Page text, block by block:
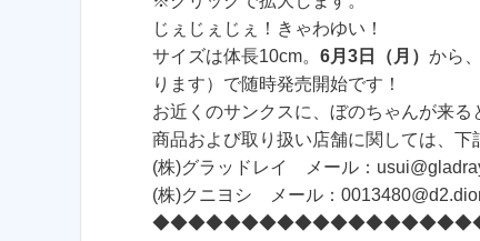
じぇじぇじぇ！きゃわゆい！
サイズは体長10cm。 6月3日（月） から
ります）で随時発売開始です！
お近くのサンクスに、ぼのちゃんが来る
商品および取り扱い店舗に関しては、下
(株)グラッドレイ メール：
(株)クニヨシ メール：